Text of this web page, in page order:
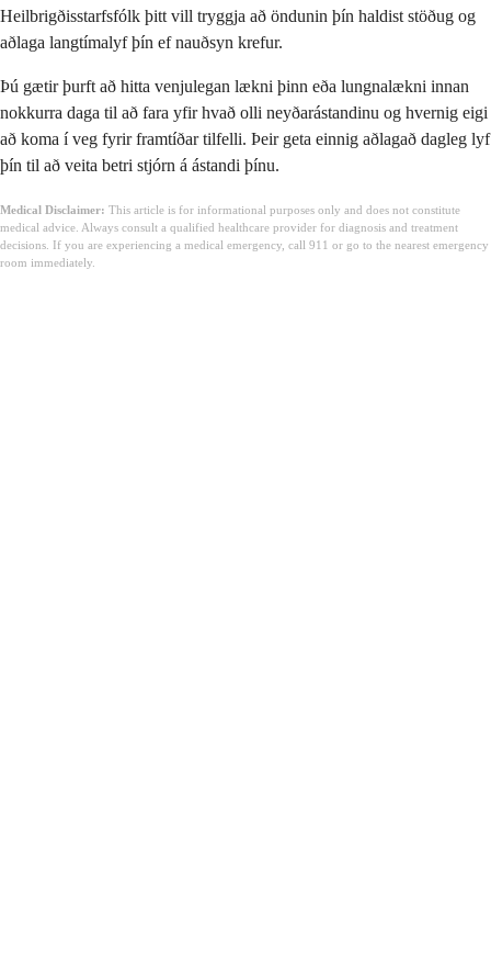
Heilbrigðisstarfsfólk þitt vill tryggja að öndunin þín haldist stöðug og
aðlaga langtímalyf þín ef nauðsyn krefur.
Þú gætir þurft að hitta venjulegan lækni þinn eða lungnalækni innan
nokkurra daga til að fara yfir hvað olli neyðarástandinu og hvernig eigi
að koma í veg fyrir framtíðar tilfelli. Þeir geta einnig aðlagað dagleg lyf
þín til að veita betri stjórn á ástandi þínu.
Medical Disclaimer: This article is for informational purposes only and does not constitute
medical advice. Always consult a qualified healthcare provider for diagnosis and treatment
decisions. If you are experiencing a medical emergency, call 911 or go to the nearest emergency
room immediately.